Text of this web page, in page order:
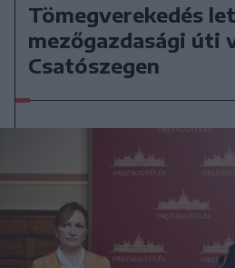
Tömegverekedés
mezőgazdasági úti
Csatószegen